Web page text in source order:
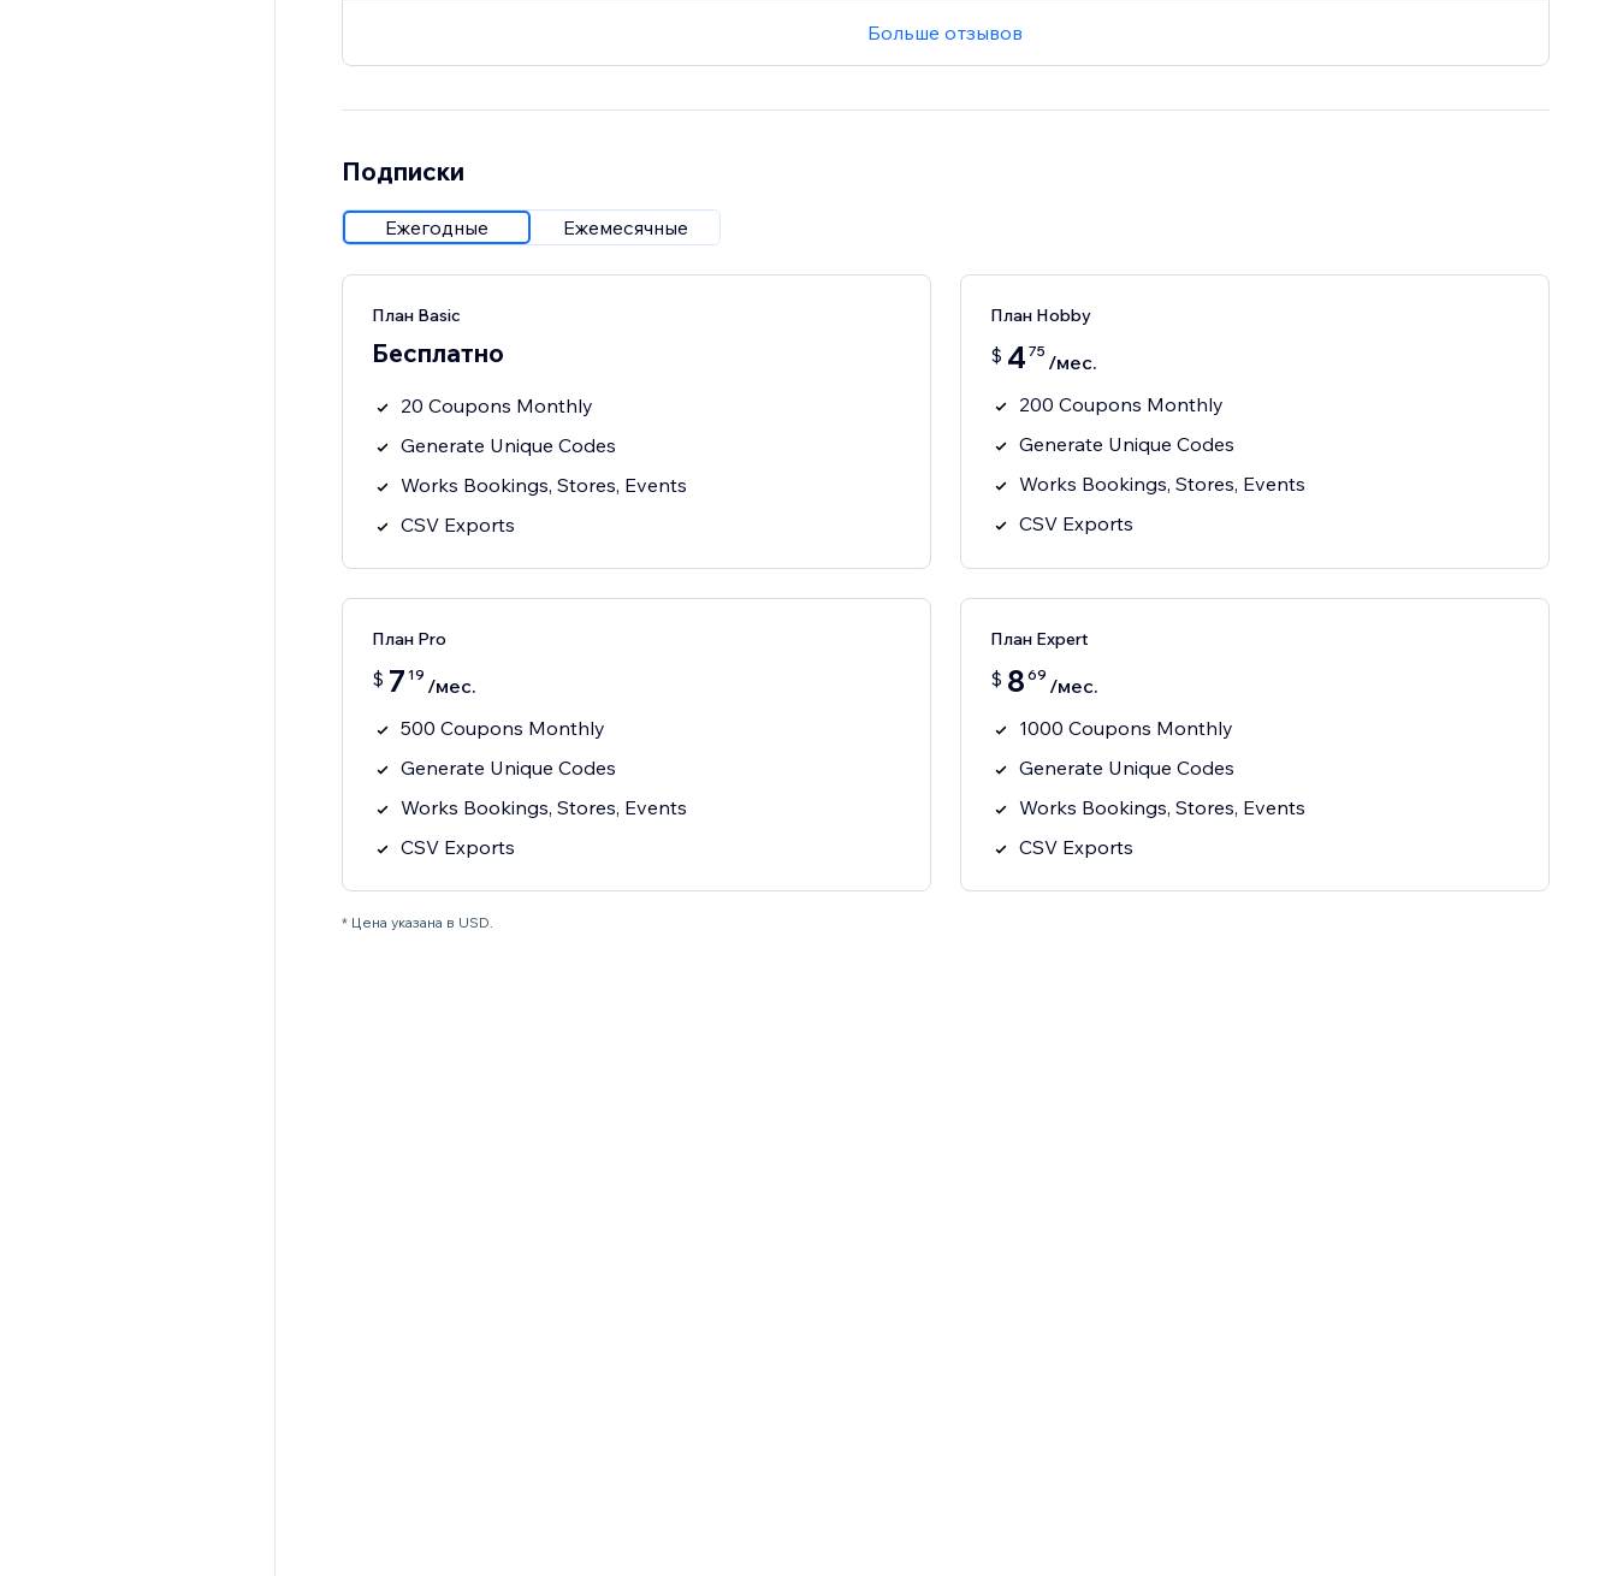
Больше отзывов
Подписки
Ежегодные Ежемесячные
План Basic
Бесплатно
20 Coupons Monthly
Generate Unique Codes
Works Bookings, Stores, Events
CSV Exports
План Hobby
$ 4 75 /мес.
200 Coupons Monthly
Generate Unique Codes
Works Bookings, Stores, Events
CSV Exports
План Pro
$ 7 19 /мес.
500 Coupons Monthly
Generate Unique Codes
Works Bookings, Stores, Events
CSV Exports
План Expert
$ 8 69 /мес.
1000 Coupons Monthly
Generate Unique Codes
Works Bookings, Stores, Events
CSV Exports
* Цена указана в USD.